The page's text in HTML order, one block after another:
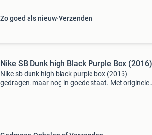
Zo goed als nieuw Verzenden
Nike SB Dunk high Black Purple Box (2016)
Nike sb dunk high black purple box (2016)
gedragen, maar nog in goede staat. Met originele